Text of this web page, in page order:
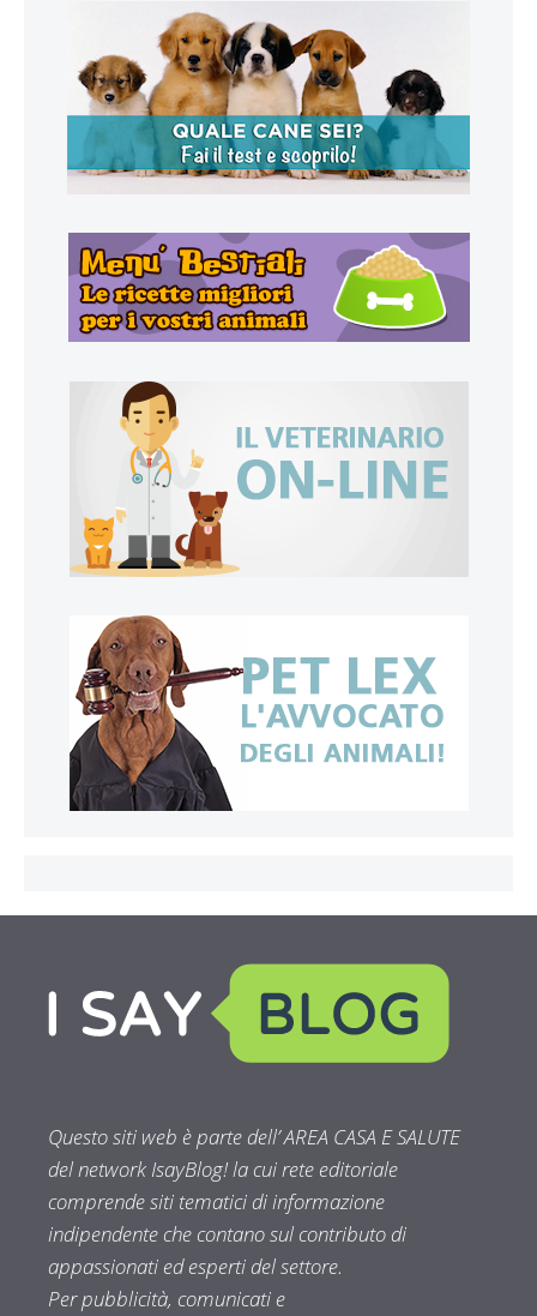
Questo siti web è parte dell’ AREA CASA E SALUTE
del network IsayBlog! la cui rete editoriale
comprende siti tematici di informazione
indipendente che contano sul contributo di
appassionati ed esperti del settore.
Per pubblicità, comunicati e